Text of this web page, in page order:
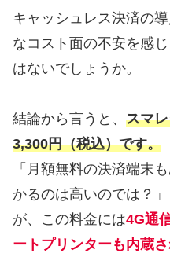
キャッシュレス決済の
なコスト面の不安を感
はないでしょうか。
結論から言うと、 スマ
3,300円（税込）です。
「月額無料の決済端末
かるのは高いのでは？
が、この料金には4G通
ートプリンターも内蔵